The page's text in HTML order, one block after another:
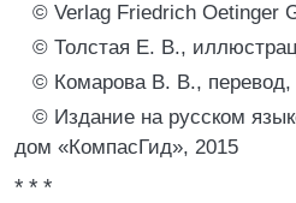
© Verlag Friedrich Oetinger
© Толстая Е. В.,
© Комарова В. В., перевод,
© Издание на русском
дом «КомпасГид», 2015
* * *